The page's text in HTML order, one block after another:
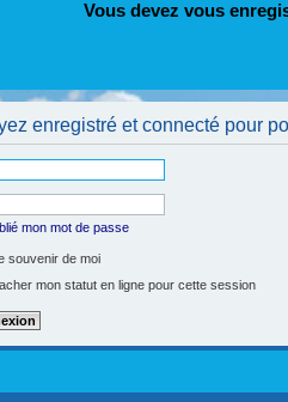
Vous devez vous
enregistré et connecté pour
mon mot de passe
souvenir de moi
mon statut en ligne pour cette session